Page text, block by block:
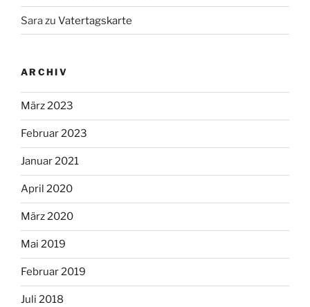
Sarazu Vatertagskarte
ARCHIV
März 2023
Februar 2023
Januar 2021
April 2020
März 2020
Mai 2019
Februar 2019
Juli 2018